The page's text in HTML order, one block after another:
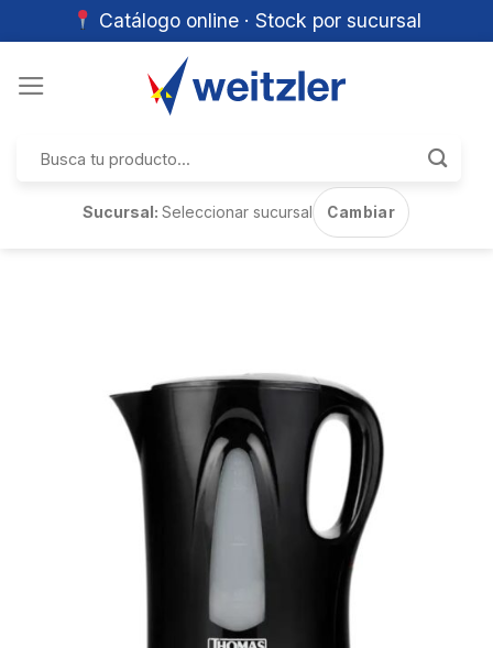
Catálogo online · Stock por sucursal
por:
Sucursal:Seleccionar sucursal Cambiar